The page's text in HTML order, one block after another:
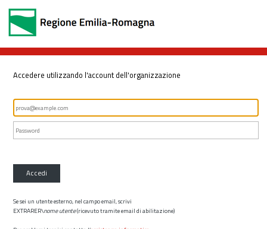
Accedere utilizzando l'account dell'organizzazione
Accedi
Se sei un utente esterno, nel campo email, scrivi
EXTRARER\nome utente(ricevuto tramite email di abilitazione)